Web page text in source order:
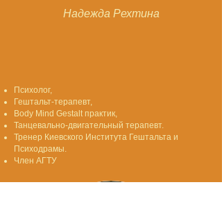
Надежда Рехтина
Психолог,
Гештальт-терапевт,
Body Mind Gestalt практик,
Танцевально-двигательный терапевт.
Тренер Киевского Института Гештальта и
Психодрамы.
Член АГТУ